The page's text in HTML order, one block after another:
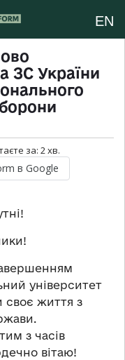
EN
ЗС України
за: 2хв.
в Google
університет
своє життя з
з часів
вітаю!